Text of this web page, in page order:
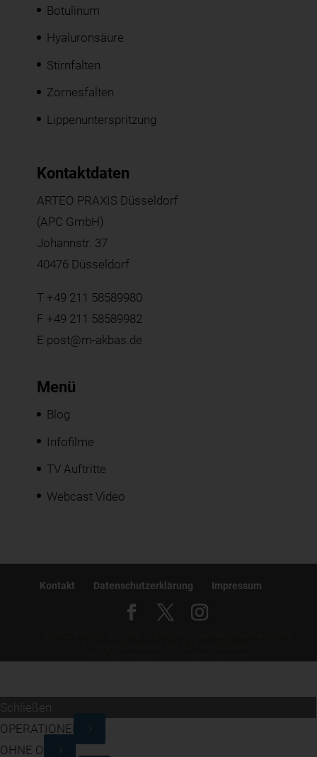
Botulinum
Hyaluronsäure
Stirnfalten
Zornesfalten
Lippenunterspritzung
Kontaktdaten
ARTEO PRAXIS Düsseldorf
(APC GmbH)
Johannstr. 37
40476 Düsseldorf
T +49 211 58589980
F +49 211 58589982
E post@m-akbas.de
Menü
Blog
Infofilme
TV Auftritte
Webcast Video
Kontakt Datenschutzerklärung Impressum
Schließen
OPERATIONEN
OHNE OP